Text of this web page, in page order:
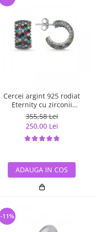
Cercei argint 925 rodiat
Eternity cu zirconii
multicolore ETU0036
355,58 Lei
250,00 Lei
ADAUGA IN COS
-11%